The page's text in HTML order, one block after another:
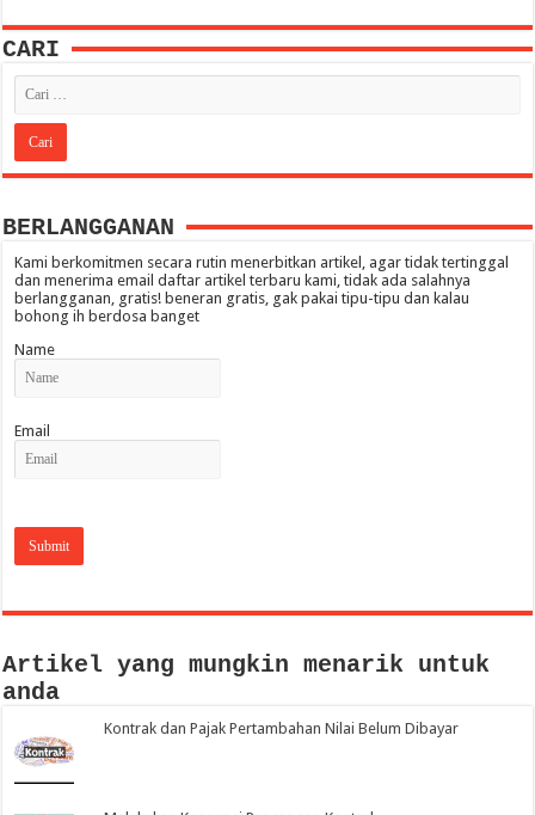
CARI
BERLANGGANAN
Kami berkomitmen secara rutin menerbitkan artikel, agar tidak tertinggal
dan menerima email daftar artikel terbaru kami, tidak ada salahnya
berlangganan, gratis! beneran gratis, gak pakai tipu-tipu dan kalau
bohong ih berdosa banget
Name
Email
Artikel yang mungkin menarik untuk
anda
Kontrak dan Pajak Pertambahan Nilai Belum Dibayar